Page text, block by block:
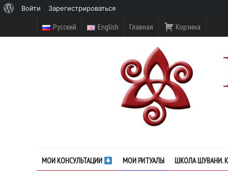
Русский English Главная Корзина
МОИ КОНСУЛЬТАЦИИ МОИ РИТУАЛЫ ШКОЛА ШУВАНИ.
WordPress
Войти Зарегистрироваться